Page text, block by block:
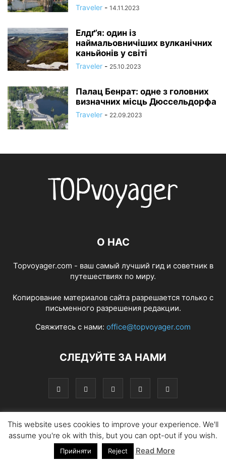
Traveler - 14.11.2023
Елдґ’я: один із
наймальовничіших вулканічних
каньйонів у світі
Traveler - 25.10.2023
Палац Бенрат: одне з головних
визначних місць Дюссельдорфа
Traveler - 22.09.2023
О НАС
Topvoyager.com - ваш самый лучший гид и советник в
путешествиях по миру.
Копирование материалов сайта разрешается только с
письменного разрешения редакции.
Свяжитесь с нами: office@topvoyager.com
СЛЕДУЙТЕ ЗА НАМИ
Части света Кухня Изюминки
Фотопрогулка Традиции Советы
This website uses cookies to improve your experience. We'll
assume you're ok with this, but you can opt-out if you wish.
Прийняти Reject Read More